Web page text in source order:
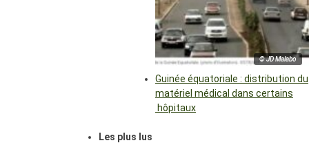
© JD Malabo
Guinée équatoriale : distribution du
matériel médical dans certains
hôpitaux
Les plus lus